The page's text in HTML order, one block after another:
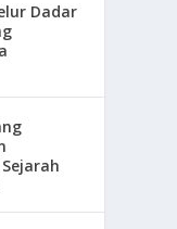
Dadar